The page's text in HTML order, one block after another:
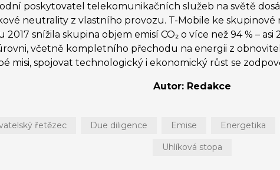
poskytovatel telekomunikačních služeb na světě
neutrality z vlastního provozu. T-Mobile ke skupinové
snížila skupina objem emisí CO₂ o více než 94 % –
včetně kompletního přechodu na energii z
misi, spojovat technologický i ekonomický růst se
Autor: Redakce
řetězec Due diligence Emise Energetika
Uhlíková stopa